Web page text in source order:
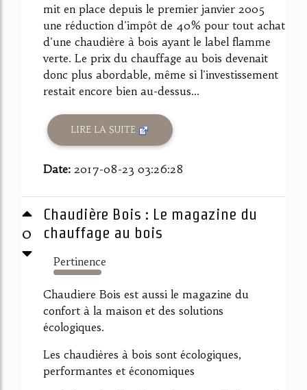
mit en place depuis le premier janvier 2005
une réduction d'impôt de 40% pour tout achat
d'une chaudière à bois ayant le label flamme
verte. Le prix du chauffage au bois devenait
donc plus abordable, même si l'investissement
restait encore bien au-dessus...
LIRE LA SUITE
Date: 2017-08-23 03:26:28
0
Chaudière Bois : Le magazine du
chauffage au bois
Pertinence
1425%
Chaudiere Bois est aussi le magazine du
confort à la maison et des solutions
écologiques.
Les chaudières à bois sont écologiques,
performantes et économiques